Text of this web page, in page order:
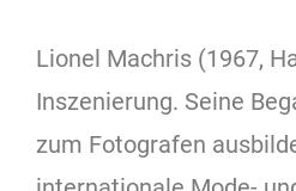
Lionel Machris (1967,
Inszenierung. Seine
zum Fotografen